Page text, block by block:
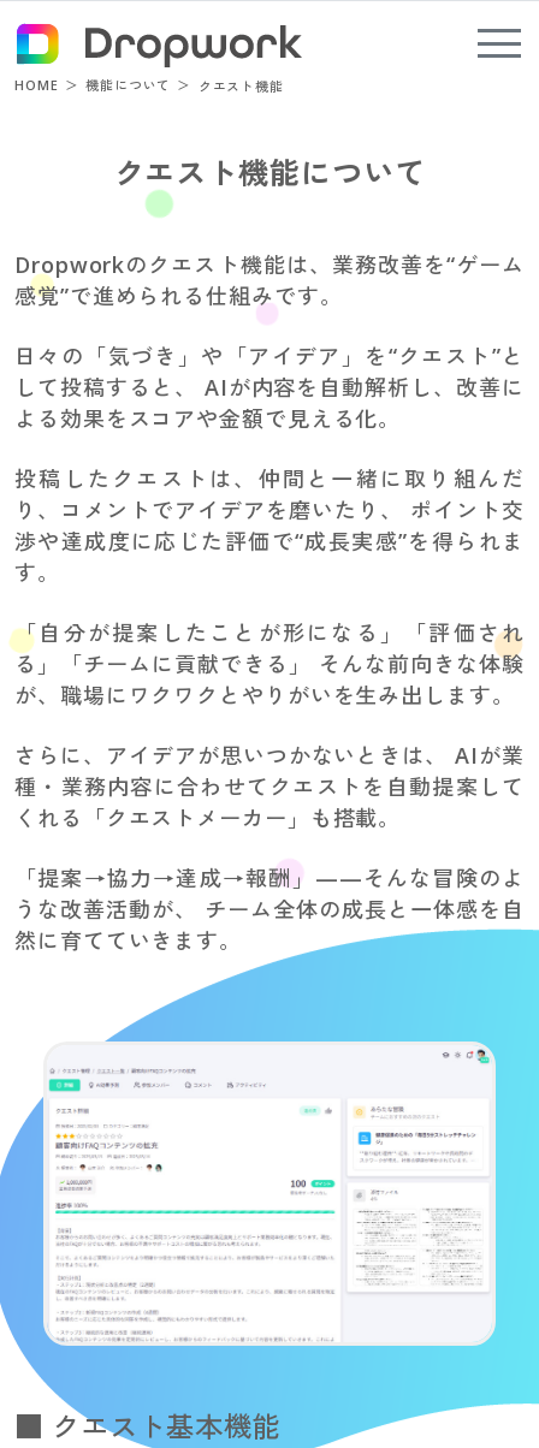
HOME 機能について クエスト機能
クエスト機能について
Dropworkのクエスト機能は、業務改善を“ゲーム
感覚”で進められる仕組みです。
日々の「気づき」や「アイデア」を“クエスト”と
して投稿すると、
AIが内容を自動解析し、改善に
よる効果をスコアや金額で見える化。
投稿したクエストは、仲間と一緒に取り組んだ
り、コメントでアイデアを磨いたり、
ポイント交
渉や達成度に応じた評価で“成長実感”を得られま
す。
「自分が提案したことが形になる」「評価され
る」「チームに貢献できる」
そんな前向きな体験
が、職場にワクワクとやりがいを生み出します。
さらに、アイデアが思いつかないときは、
AIが業
種・業務内容に合わせてクエストを自動提案して
くれる「クエストメーカー」も搭載。
「提案→協力→達成→報酬」——そんな冒険のよ
うな改善活動が、
チーム全体の成長と一体感を自
然に育てていきます。
■ クエスト基本機能